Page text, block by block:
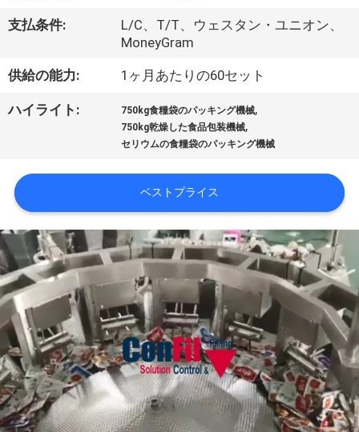
に
つ
い
工
場
旅
行
品
質
管
支払条件:
L/C、T/T、ウェスタン・ユニオン、
MoneyGram
供給の能力: 1ヶ月あたりの60セット
ハイライト: 750kg食糧袋のパッキング機械,
750kg乾燥した食品包装機械,
セリウムの食糧袋のパッキング機械
ベストプライス